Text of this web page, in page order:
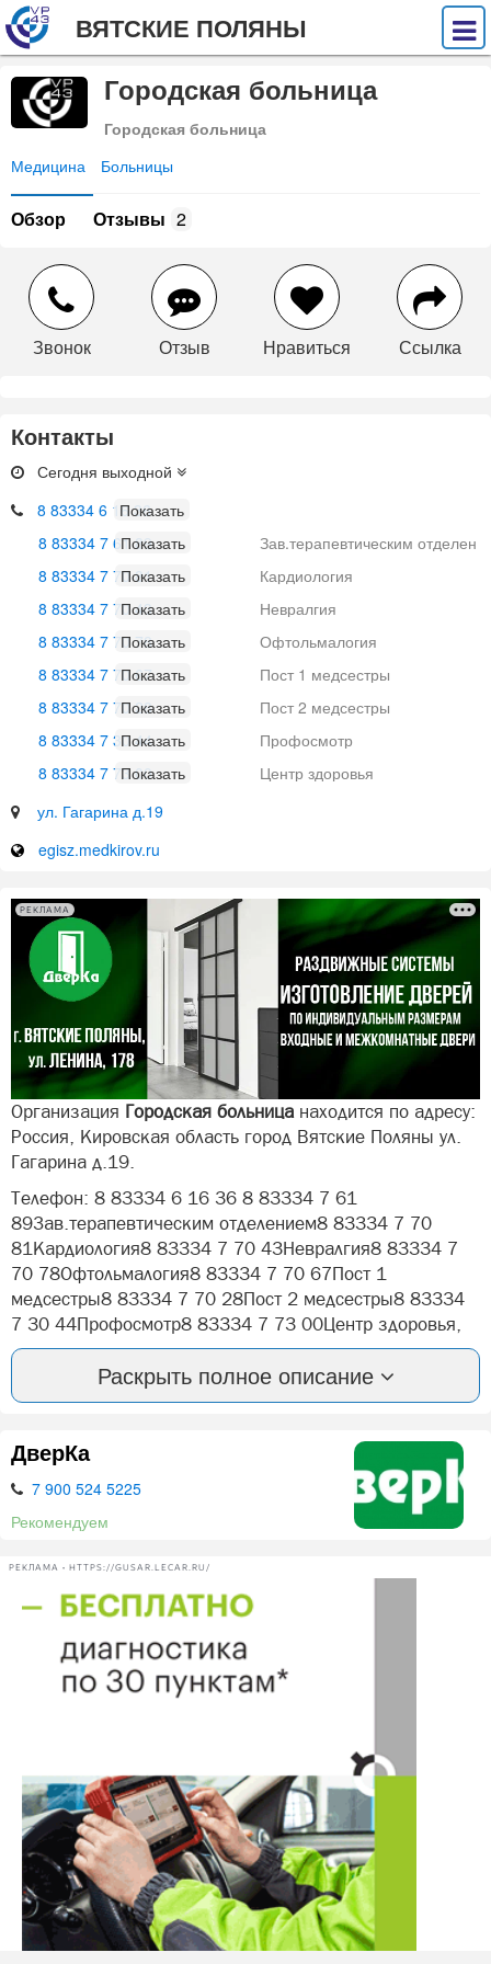
ВЯТСКИЕ ПОЛЯНЫ
Городская больница
Городская больница
Медицина Больницы
Обзор Отзывы 2
Звонок Отзыв Нравиться Ссылка
Контакты
Сегодня выходной
8 83334 6 16 36
8 83334 7 61 89
Зав.терапевтическим отделен
8 83334 7 70 81
Кардиология
8 83334 7 70 43
Невралгия
8 83334 7 70 78
Офтольмалогия
8 83334 7 70 67
Пост 1 медсестры
8 83334 7 70 28
Пост 2 медсестры
8 83334 7 30 44
Профосмотр
8 83334 7 73 00
Центр здоровья
ул. Гагарина д.19
egisz.medkirov.ru
РЕКЛАМА
Организация Городская больница находится по адресу:
Россия, Кировская область город Вятские Поляны ул.
Гагарина д.19.
Телефон: 8 83334 6 16 36 8 83334 7 61
89Зав.терапевтическим отделением8 83334 7 70
81Кардиология8 83334 7 70 43Невралгия8 83334 7
70 78Офтольмалогия8 83334 7 70 67Пост 1
медсестры8 83334 7 70 28Пост 2 медсестры8 83334
7 30 44Профосмотр8 83334 7 73 00Центр здоровья,
Сегодня выходной.
В справочнике категория Больницы Вятские Поляны и
Медицина Вятские Поляны Кировской области.
Вы можете оставить отзыв или оценить компанию:
Городская больница Вятские Поляны.
А так же, задать вопрос представителями фирмы:
Городская больница в Вятских Полян.
Нашли ошибку? Сообщите нам об этом!
Раскрыть полное описание
ДверКа
7 900 524 5225
Рекомендуем
РЕКЛАМА • HTTPS://GUSAR.LECAR.RU/